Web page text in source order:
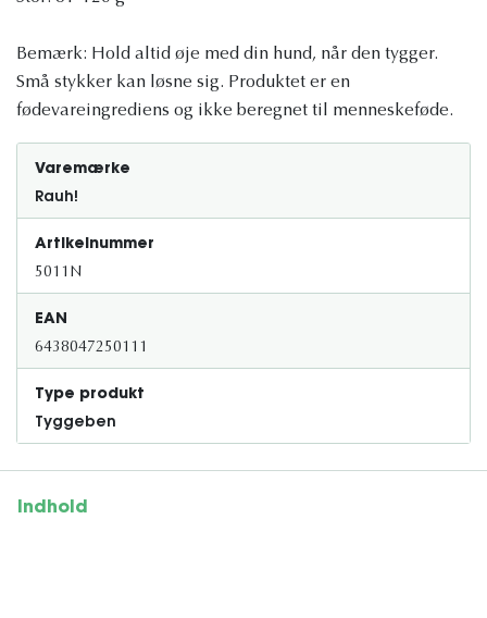
Bemærk: Hold altid øje med din hund, når den tygger.
Små stykker kan løsne sig. Produktet er en
fødevareingrediens og ikke beregnet til menneskeføde.
Varemærke
Rauh!
Artikelnummer
5011N
EAN
6438047250111
Type produkt
Tyggeben
Indhold